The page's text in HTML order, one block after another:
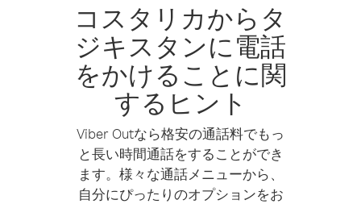
コスタリカからタ
ジキスタンに電話
をかけることに関
するヒント
Viber Outなら格安の通話料でもっ
と長い時間通話をすることができ
ます。様々な通話メニューから、
自分にぴったりのオプションをお